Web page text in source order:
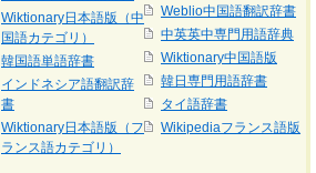
Wiktionary日本語版（中
国語カテゴリ）
韓国語単語辞書
インドネシア語翻訳辞
書
Wiktionary日本語版（フ
ランス語カテゴリ）
Weblio中国語翻訳辞書
中英英中専門用語辞典
Wiktionary中国語版
韓日専門用語辞書
タイ語辞書
Wikipediaフランス語版